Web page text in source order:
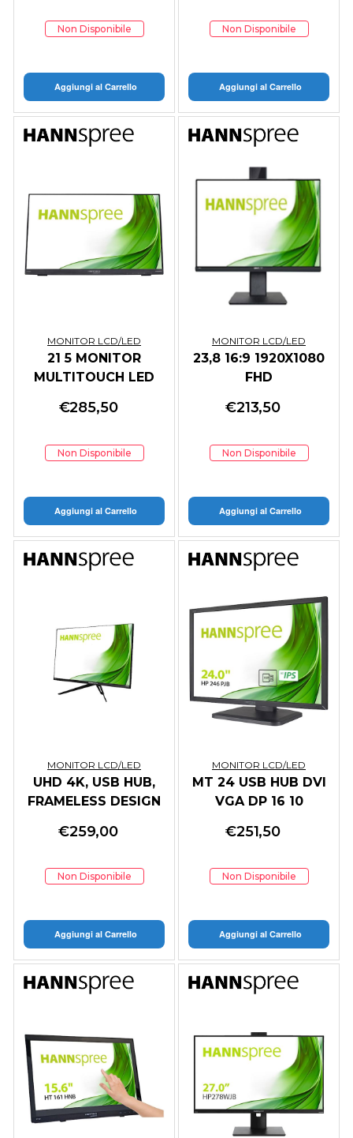
Non Disponibile
Aggiungi al Carrello
Non Disponibile
Aggiungi al Carrello
MONITOR LCD/LED
21 5 MONITOR
MULTITOUCH LED
€285,50
Non Disponibile
Aggiungi al Carrello
MONITOR LCD/LED
23,8 16:9 1920X1080
FHD
€213,50
Non Disponibile
Aggiungi al Carrello
MONITOR LCD/LED
UHD 4K, USB HUB,
FRAMELESS DESIGN
€259,00
Non Disponibile
Aggiungi al Carrello
MONITOR LCD/LED
MT 24 USB HUB DVI
VGA DP 16 10
€251,50
Non Disponibile
Aggiungi al Carrello